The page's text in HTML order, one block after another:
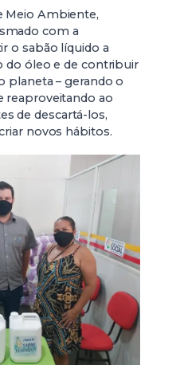
Meio Ambiente,
com a
o sabão líquido a
do óleo e de contribuir
planeta – gerando o
reaproveitando ao
de descartá-los,
novos hábitos.